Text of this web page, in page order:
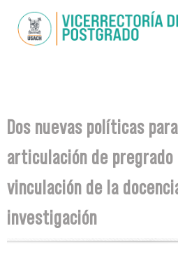
contenido
Se encuentra usted aquí
Dos nuevas políticas
articulación de
vinculación de la
investigación